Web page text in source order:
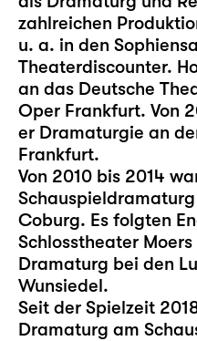
zahlreichen
u. a. in den
Theaterdiscounter.
an das Deutsche
Oper Frankfurt. Von
er Dramaturgie an
Frankfurt.
Von 2010 bis 2014
Coburg. Es folgten
Schlosstheater
Dramaturg bei den
Wunsiedel.
Seit der Spielzeit
Dramaturg am